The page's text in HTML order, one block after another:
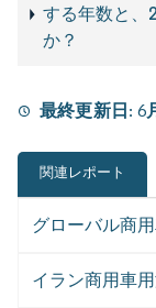
する年数と、
か？
最終更新日: 6
関連レポート
グローバル商
イラン商用車